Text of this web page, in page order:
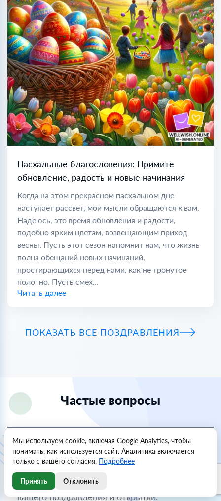
Пасхальные благословения: Примите
обновление, радость и новые начинания
Когда на этом прекрасном пасхальном дне
наступает рассвет, мои мысли обращаются к вам.
Надеюсь, это время обновления и радости,
подобно ярким цветам, возвещающим приход
весны. Пусть этот сезон напомнит нам, что жизнь
полна обещаний новых начинаний,
простирающихся перед нами, как не тронутое
полотно. Пусть смех...
Читать далее
ПОКАЗАТЬ ВСЕ ПОЗДРАВЛЕНИЯ
Частые вопросы
Как создать собственное поздравление?
Выберите нужный праздник из списка,
нажмите «Создать» и дождитесь создания
вашего поздравления и открытки.
Мы используем cookie, включая Google Analytics, чтобы
понимать, как используется сайт. Аналитика включается
только с вашего согласия. Подробнее
Принять Отклонить